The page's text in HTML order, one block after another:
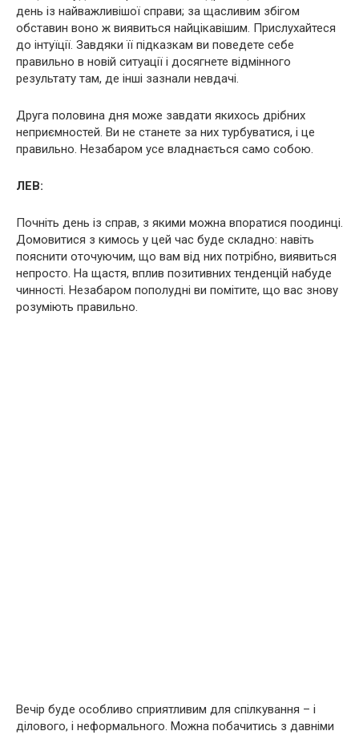
день із найважливішої справи; за щасливим збігом
обставин воно ж виявиться найцікавішим. Прислухайтеся
до інтуїції. Завдяки її підказкам ви поведете себе
правильно в новій ситуації і досягнете відмінного
результату там, де інші зазнали невдачі.
Друга половина дня може завдати якихось дрібних
неприємностей. Ви не станете за них турбуватися, і це
правильно. Незабаром усе владнається само собою.
ЛЕВ:
Почніть день із справ, з якими можна впоратися поодинці.
Домовитися з кимось у цей час буде складно: навіть
пояснити оточуючим, що вам від них потрібно, виявиться
непросто. На щастя, вплив позитивних тенденцій набуде
чинності. Незабаром пополудні ви помітите, що вас знову
розуміють правильно.
Вечір буде особливо сприятливим для спілкування – і
ділового, і неформального. Можна побачитись з давніми